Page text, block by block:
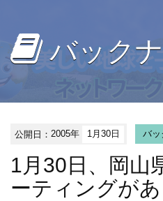
バック
公開日：2005年 1月30日 バッ
1月30日、岡山
ーティングがあ